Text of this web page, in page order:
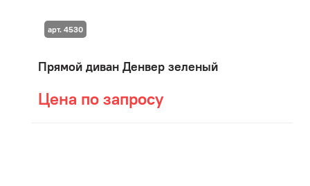
Прямой диван Денвер зеленый
Цена по запросу
арт. 4530